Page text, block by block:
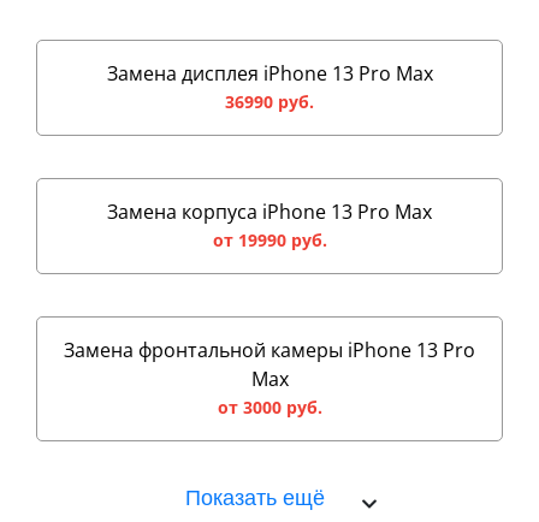
Замена дисплея iPhone 13 Pro Max
36990 руб.
Замена корпуса iPhone 13 Pro Max
от 19990 руб.
Замена фронтальной камеры iPhone 13 Pro
Max
от 3000 руб.
Показать ещё